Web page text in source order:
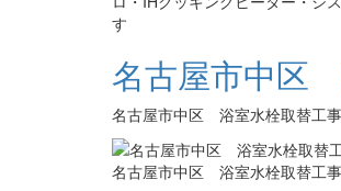
す
名古屋市中区
名古屋市中区 浴室水栓取替工
名古屋市中区 浴室水栓取替工事